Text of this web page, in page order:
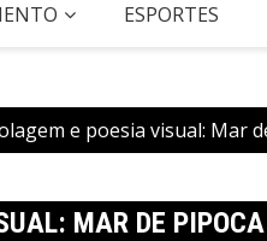
ESPORTES
e poesia visual: Mar
MAR DE